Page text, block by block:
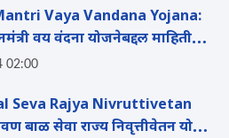
Vaya Vandana Yojana:
वय वंदना योजनेबद्दल माहिती
घ्या संपूर्ण माहिती
02:00
Seva Rajya Nivruttivetan
बाळ सेवा राज्य निवृत्तीवेतन योजने